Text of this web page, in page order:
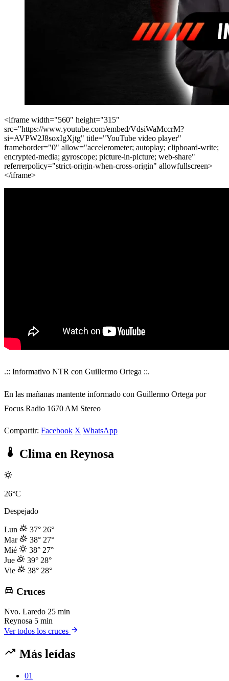
<iframe width="560" height="315"
src="https://www.youtube.com/embed/VdsiWaMccrM?
si=AVPW2J8soxIgXjtg" title="YouTube video player"
frameborder="0" allow="accelerometer; autoplay; clipboard-write;
encrypted-media; gyroscope; picture-in-picture; web-share"
referrerpolicy="strict-origin-when-cross-origin" allowfullscreen>
</iframe>
.:: Informativo NTR con Guillermo Ortega ::.
En las mañanas mantente informado con Guillermo Ortega por
Focus Radio 1670 AM Stereo
Compartir: Facebook X WhatsApp
Clima en Reynosa
26°C
Despejado
Lun 37° 26°
Mar
38° 27°
Mié
38° 27°
Jue
39° 28°
Vie
38° 28°
Cruces
Nvo. Laredo 25 min
Reynosa 5 min
Ver todos los cruces
Más leídas
01